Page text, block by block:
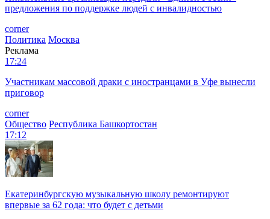
предложения по поддержке людей с инвалидностью
corner
Политика Москва
Реклама
17:24
Участникам массовой драки с иностранцами в Уфе вынесли
приговор
corner
Общество Республика Башкортостан
17:12
Екатеринбургскую музыкальную школу ремонтируют
впервые за 62 года: что будет с детьми